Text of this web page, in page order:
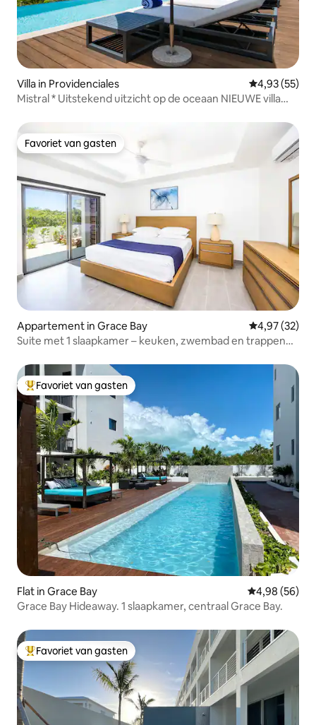
Villa in Providenciales Gemiddelde
4,93 (55)
Mistral * Uitstekend uitzicht op de oceaan NIEUWE villa
Favoriet van gasten
Favoriet van gasten
Appartement in Grace Bay Gemiddelde
4,97 (32)
Suite met 1 slaapkamer – keuken, zwembad en trappen
Topfavoriet van gasten
Favoriet van gasten
Flat in Grace Bay Gemiddelde
4,98 (56)
Grace Bay Hideaway. 1 slaapkamer, centraal Grace Bay.
Topfavoriet van gasten
Favoriet van gasten